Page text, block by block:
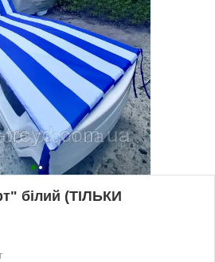
білий (ТІЛЬКИ